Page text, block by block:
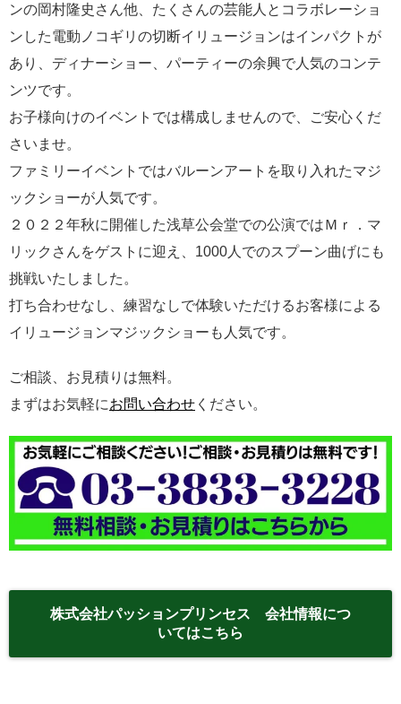
ンの岡村隆史さん他、たくさんの芸能人とコラボレーショ
ンした電動ノコギリの切断イリュージョンはインパクトが
あり、ディナーショー、パーティーの余興で人気のコンテ
ンツです。
お子様向けのイベントでは構成しませんので、ご安心くだ
さいませ。
ファミリーイベントではバルーンアートを取り入れたマジ
ックショーが人気です。
２０２２年秋に開催した浅草公会堂での公演ではＭｒ．マ
リックさんをゲストに迎え、1000人でのスプーン曲げにも
挑戦いたしました。
打ち合わせなし、練習なしで体験いただけるお客様による
イリュージョンマジックショーも人気です。
ご相談、お見積りは無料。
まずはお気軽にお問い合わせ ください。
株式会社パッションプリンセス 会社情報につ
いてはこちら